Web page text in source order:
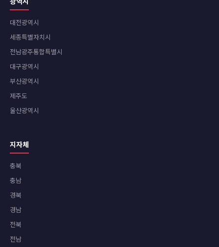
대전광역시
세종특별자치시
전남광주통합특별시
대구광역시
부산광역시
제주도
울산광역시
지자체
충북
충남
경북
경남
전북
전남